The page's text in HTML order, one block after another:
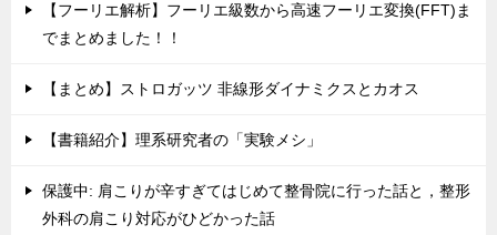
【フーリエ解析】フーリエ級数から高速フーリエ変換(FFT)ま
でまとめました！！
【まとめ】ストロガッツ 非線形ダイナミクスとカオス
【書籍紹介】理系研究者の「実験メシ」
保護中: 肩こりが辛すぎてはじめて整骨院に行った話と，整形
外科の肩こり対応がひどかった話